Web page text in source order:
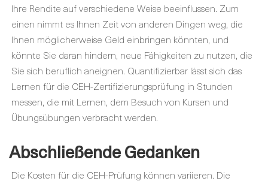
Ihre Rendite auf verschiedene Weise beeinflussen. Zum
einen nimmt es Ihnen Zeit von anderen Dingen weg, die
Ihnen möglicherweise Geld einbringen könnten, und
könnte Sie daran hindern, neue Fähigkeiten zu nutzen, die
Sie sich beruflich aneignen. Quantifizierbar lässt sich das
Lernen für die CEH-Zertifizierungsprüfung in Stunden
messen, die mit Lernen, dem Besuch von Kursen und
Übungsübungen verbracht werden.
Abschließende Gedanken
Die Kosten für die CEH-Prüfung können variieren. Die